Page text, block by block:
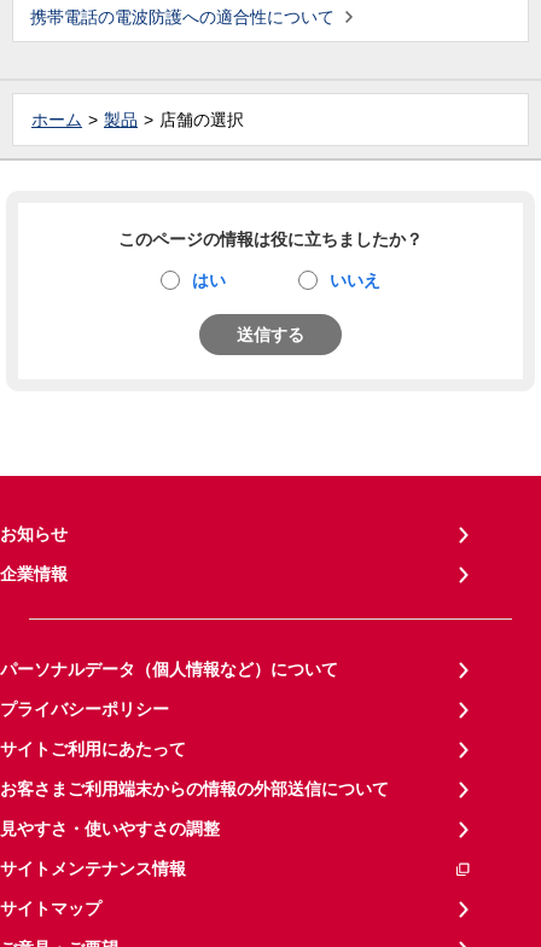
携帯電話の電波防護への適合性について
ホーム 製品 店舗の選択
このページの情報は役に立ちましたか？
はい いいえ
送信する
お知らせ
企業情報
パーソナルデータ（個人情報など）について
プライバシーポリシー
サイトご利用にあたって
お客さまご利用端末からの情報の外部送信について
見やすさ・使いやすさの調整
サイトメンテナンス情報
サイトマップ